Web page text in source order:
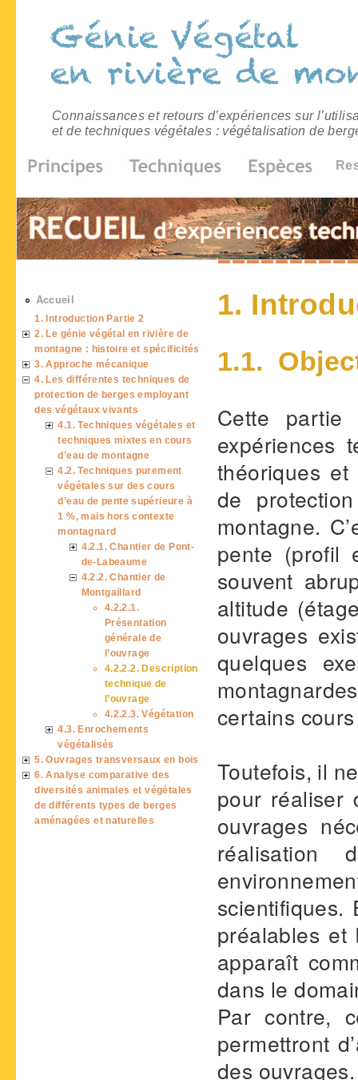
Connaissances et retours d’expériences sur
et de techniques végétales : végétalisation de
1.
1.1.
Cette
expériences
théoriques
de
montagne.
pente (profil
souvent
altitude
ouvrages
quelques
certains
Toutefois, il
pour réaliser
ouvrages
réalisation
scientifiques.
préalables et
apparaît
dans le
Par contre,
permettront
des ouvrages.
Accueil
1. Introduction Partie 2
2. Le génie végétal en rivière de
montagne : histoire et spécificités
3. Approche mécanique
4. Les différentes techniques de
protection de berges employant
des végétaux vivants
4.1. Techniques végétales et
techniques mixtes en cours
d’eau de montagne
4.2. Techniques purement
végétales sur des cours
d’eau de pente supérieure à
1 %, mais hors contexte
montagnard
4.2.1. Chantier de Pont-
de-Labeaume
4.2.2. Chantier de
Montgaillard
4.2.2.1.
Présentation
générale de
l’ouvrage
4.2.2.2. Description
technique de
l’ouvrage
4.2.2.3. Végétation
4.3. Enrochements
végétalisés
5. Ouvrages transversaux en bois
6. Analyse comparative des
diversités animales et végétales
de différents types de berges
aménagées et naturelles